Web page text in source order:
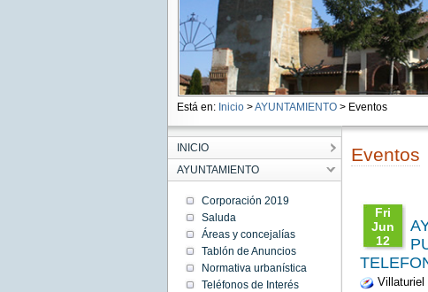
Está en: Inicio >AYUNTAMIENTO> Eventos
INICIO
AYUNTAMIENTO
Corporación 2019
Saluda
Áreas y concejalías
Tablón de Anuncios
Normativa urbanística
Teléfonos de Interés
Eventos
Fri
Jun
12
08:43:00
CEST
2020
Villaturiel